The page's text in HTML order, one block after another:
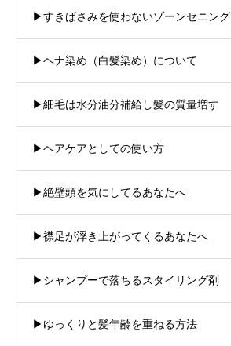
▶︎すきばさみを使わないゾーンセニング
▶︎ヘナ染め（白髪染め）について
▶︎細毛は水分油分補給し髪の質量増す
▶︎ヘアケアとしての使い方
▶︎絶壁頭を気にしてるあなたへ
▶︎襟足が浮き上がってくるあなたへ
▶︎シャンプーで落ちるスタイリング剤
▶︎ゆっくりと髪年齢を重ねる方法